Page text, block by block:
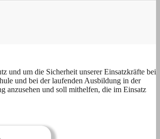
und um die Sicherheit unserer Einsatzkräfte bei
und bei der laufenden Ausbildung in der
anzusehen und soll mithelfen, die im Einsatz